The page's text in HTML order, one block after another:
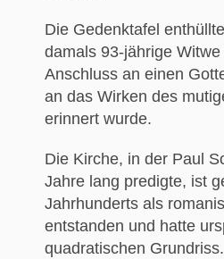
Die Gedenktafel
damals 93-jährige
Anschluss an einen
an das Wirken des
erinnert wurde.
Die Kirche, in der Paul
Jahre lang predigte, ist
Jahrhunderts als
entstanden und hatte
quadratischen